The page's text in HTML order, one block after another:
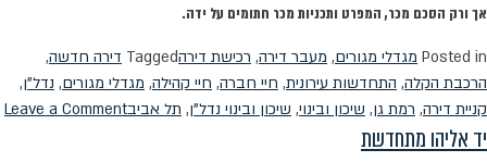
אך ורק הסכם מכר, המפרט ותכניות מכר חתומים על ידה.
Posted in מגדלי מגורים, מעבר דירה, רכישת דירהTagged דירה חדשה,
הרכבת הקלה, התחדשות עירונית, חיי חברה, חיי קהילה, מגדלי מגורים, נדל"ן,
קניית דירה, רמת גן, שיכון ובינוי, שיכון ובינוי נדל"ן, תל אביבLeave a Comment
יד אליהו מתחדשת